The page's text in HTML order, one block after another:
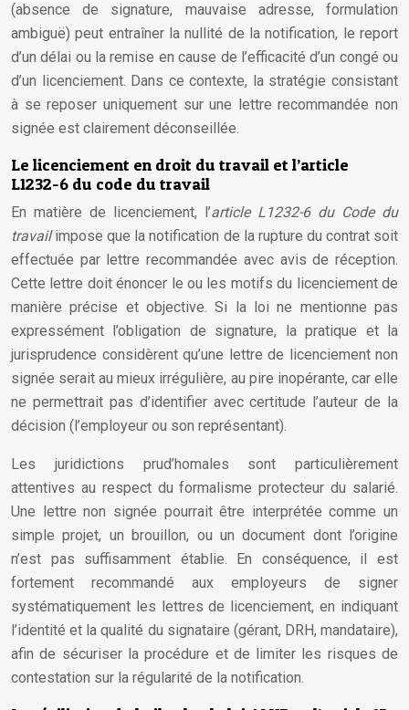
(absence de signature, mauvaise adresse, formulation
ambiguë) peut entraîner la nullité de la notification, le report
d’un délai ou la remise en cause de l’efficacité d’un congé ou
d’un licenciement. Dans ce contexte, la stratégie consistant
à se reposer uniquement sur une lettre recommandée non
signée est clairement déconseillée.
Le licenciement en droit du travail et l’article
L1232-6 du code du travail
En matière de licenciement, l’article L1232-6 du Code du
travailimpose que la notification de la rupture du contrat soit
effectuée par lettre recommandée avec avis de réception.
Cette lettre doit énoncer le ou les motifs du licenciement de
manière précise et objective. Si la loi ne mentionne pas
expressément l’obligation de signature, la pratique et la
jurisprudence considèrent qu’une lettre de licenciement non
signée serait au mieux irrégulière, au pire inopérante, car elle
ne permettrait pas d’identifier avec certitude l’auteur de la
décision (l’employeur ou son représentant).
Les juridictions prud’homales sont particulièrement
attentives au respect du formalisme protecteur du salarié.
Une lettre non signée pourrait être interprétée comme un
simple projet, un brouillon, ou un document dont l’origine
n’est pas suffisamment établie. En conséquence, il est
fortement recommandé aux employeurs de signer
systématiquement les lettres de licenciement, en indiquant
l’identité et la qualité du signataire (gérant, DRH, mandataire),
afin de sécuriser la procédure et de limiter les risques de
contestation sur la régularité de la notification.